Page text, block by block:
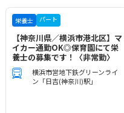
栄養士 パート
【神奈川県／横浜市港北区】マ
イカー通勤OK◎保育園にて栄
養士の募集です！〈非常勤〉
横浜市営地下鉄グリーンライ
ン「日吉(神奈川)駅」